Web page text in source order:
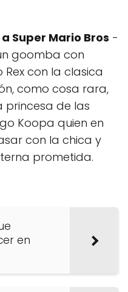
Super Mario Bros -
goomba con
con la clasica
como cosa rara,
princesa de las
Koopa quien en
con la chica y
prometida.
en